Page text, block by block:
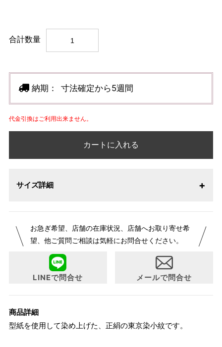
合計数量
納期： 寸法確定から5週間
代金引換はご利用出来ません。
カートに入れる
サイズ詳細
が変更になりました。パターンオーダーは、お客様のお声か
らよりお召しになりやすい寸法に変更いたしました。変更点
について詳細をお知りになりたい方はお問い合わせくださ
お急ぎ希望、店舗の在庫状況、店舗へお取り寄せ希
望、他ご質問ご相談は気軽にお問合せください。
LINEで問合せ メールで問合せ
商品詳細
型紙を使用して染め上げた、正絹の東京染小紋です。